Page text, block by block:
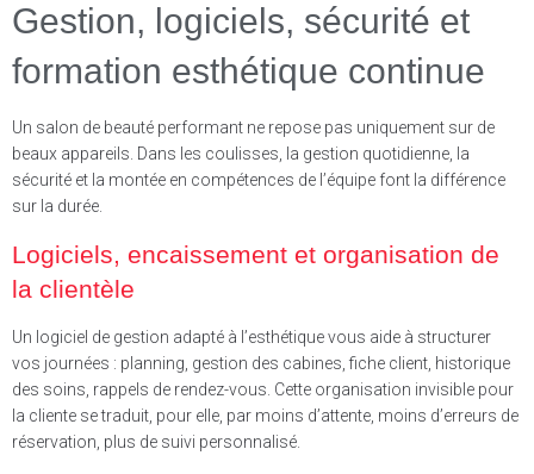
Gestion, logiciels, sécurité et
formation esthétique continue
Un salon de beauté performant ne repose pas uniquement sur de
beaux appareils. Dans les coulisses, la gestion quotidienne, la
sécurité et la montée en compétences de l’équipe font la différence
sur la durée.
Logiciels, encaissement et organisation de
la clientèle
Un logiciel de gestion adapté à l’esthétique vous aide à structurer
vos journées : planning, gestion des cabines, fiche client, historique
des soins, rappels de rendez-vous. Cette organisation invisible pour
la cliente se traduit, pour elle, par moins d’attente, moins d’erreurs de
réservation, plus de suivi personnalisé.